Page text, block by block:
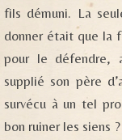
fils démuni. La
donner était que la
pour le défendre,
supplié son père
survécu à un tel
bon ruiner les siens ?